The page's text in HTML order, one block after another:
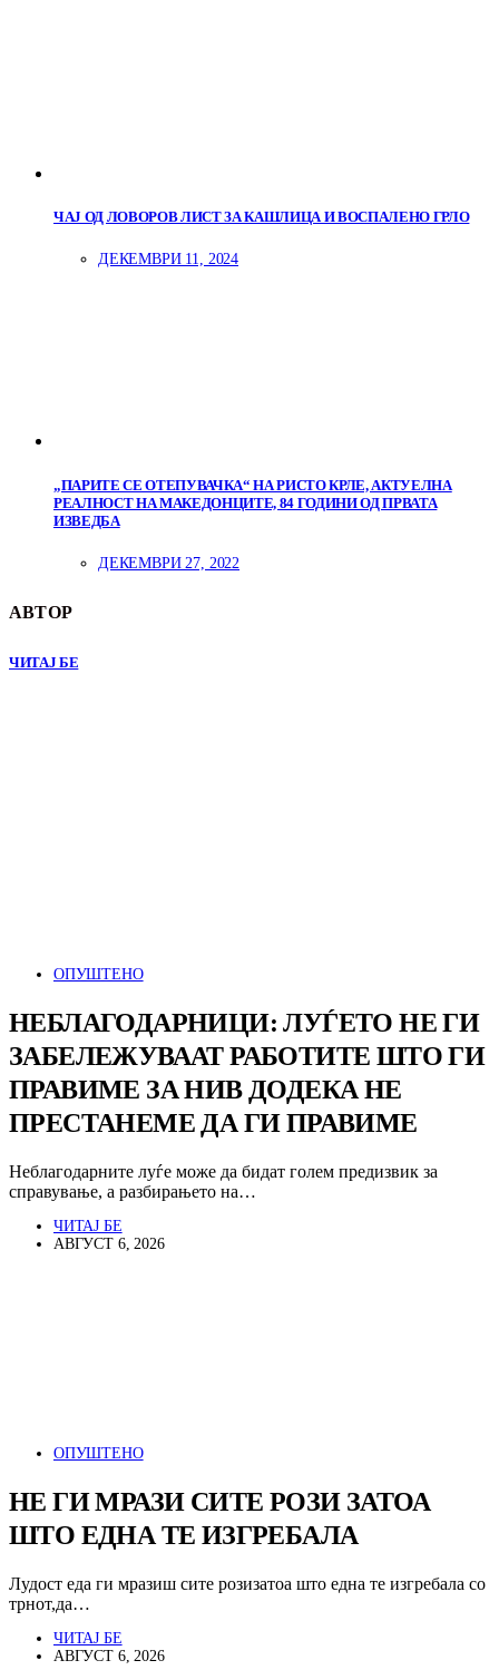
ЧАЈ ОД ЛОВОРОВ ЛИСТ ЗА КАШЛИЦА И ВОСПАЛЕНО ГРЛО
ДЕКЕМВРИ 11, 2024
„ПАРИТЕ СЕ ОТЕПУВАЧКА“ НА РИСТО КРЛЕ, АКТУЕЛНА
РЕАЛНОСТ НА МАКЕДОНЦИТЕ, 84 ГОДИНИ ОД ПРВАТА
ИЗВЕДБА
ДЕКЕМВРИ 27, 2022
АВТОР
ЧИТАЈ БЕ
ОПУШТЕНО
НЕБЛАГОДАРНИЦИ: ЛУЃЕТО НЕ ГИ
ЗАБЕЛЕЖУВААТ РАБОТИТЕ ШТО ГИ
ПРАВИМЕ ЗА НИВ ДОДЕКА НЕ
ПРЕСТАНЕМЕ ДА ГИ ПРАВИМЕ
Неблагодарните луѓе може да бидат голем предизвик за
справување, а разбирањето на…
ЧИТАЈ БЕ
АВГУСТ 6, 2026
ОПУШТЕНО
НЕ ГИ МРАЗИ СИТЕ РОЗИ ЗАТОА
ШТО ЕДНА ТЕ ИЗГРЕБАЛА
Лудост еда ги мразиш сите розизатоа што една те изгребала со
трнот,да…
ЧИТАЈ БЕ
АВГУСТ 6, 2026